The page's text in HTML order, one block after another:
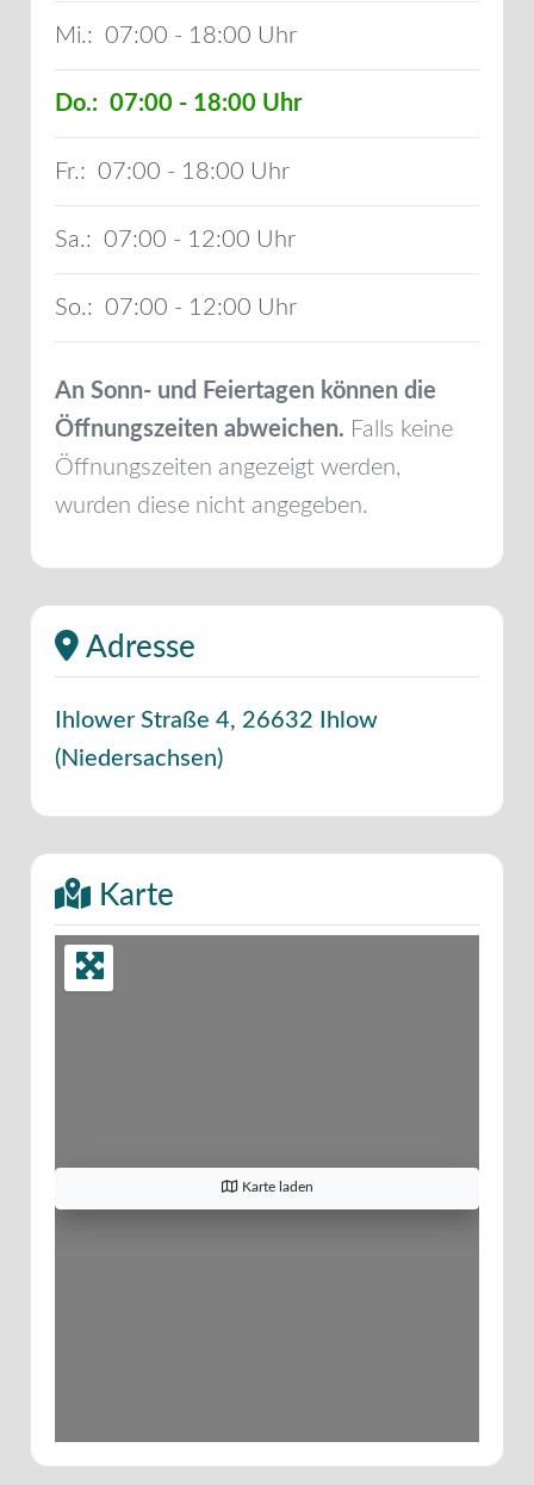
Mi.: 07:00 - 18:00
Do.: 07:00 - 18:00
Fr.: 07:00 - 18:00
Sa.: 07:00 - 12:00
So.: 07:00 - 12:00
An Sonn- und Feiertagen können die
Öffnungszeiten abweichen. Falls keine
Öffnungszeiten angezeigt werden,
wurden diese nicht angegeben.
Adresse
Ihlower Straße 4, 26632
Ihlow
(Niedersachsen)
Karte
Karte laden